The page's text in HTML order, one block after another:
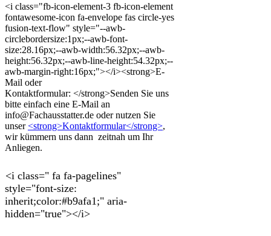
<i class="fb-icon-element-3 fb-icon-element
fontawesome-icon fa-envelope fas circle-yes
fusion-text-flow" style="--awb-
circlebordersize:1px;--awb-font-
size:28.16px;--awb-width:56.32px;--awb-
height:56.32px;--awb-line-height:54.32px;--
awb-margin-right:16px;"></i><strong>E-
Mail oder
Kontaktformular: </strong>Senden Sie uns
bitte einfach eine E-Mail an
info@Fachausstatter.de oder nutzen Sie
unser<strong>Kontaktformular</strong>,
wir kümmern uns dann zeitnah um Ihr
Anliegen.
<i class=" fa fa-pagelines"
style="font-size:
inherit;color:#b9afa1;" aria-
hidden="true"></i>